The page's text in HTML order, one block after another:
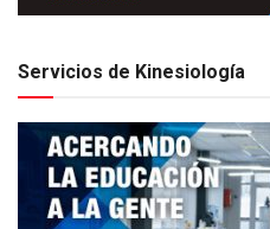
Servicios de Kinesiología